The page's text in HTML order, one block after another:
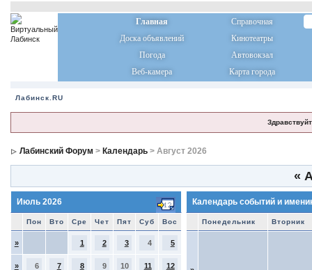
Главная
Справочная
Доска объявлений
Кинотеатры
Погода
Автовокзал
Веб-камера
Карта города
Лабинск.RU
Лабинский Форум > Календарь> Август 2026
«
Июль 2026
Пон Вто Сре Чет Пят Суб Вос
» 1 2 3 4 5
» 6 7 8 9 10 11 12
Календарь событий и
Понедельник Вторник